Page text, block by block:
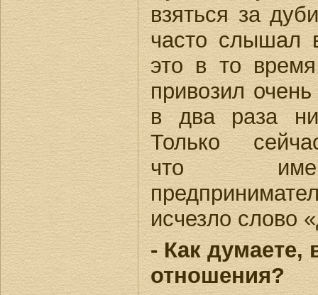
взяться за
часто слышал
это в то
привозил
в два раза
Только
что
исчезло слово
- Как думаете,
отношения?